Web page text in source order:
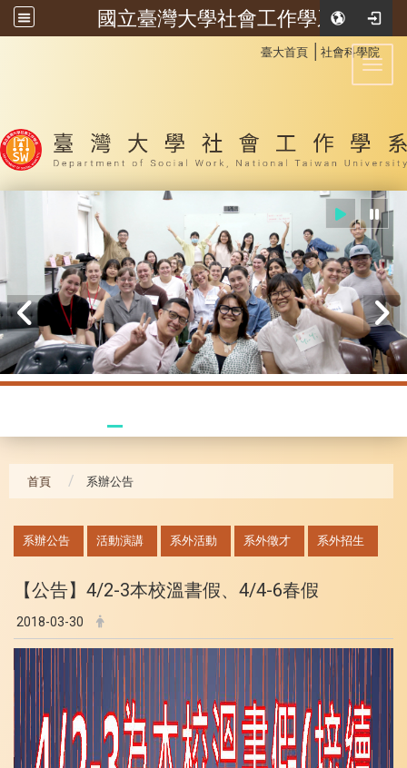
國立臺灣大學社會工作學系
臺大首頁 社會科學院
首頁 系辦公告
系辦公告 活動演講 系外活動 系外徵才 系外招生
【公告】4/2-3本校溫書假、4/4-6春假
2018-03-30